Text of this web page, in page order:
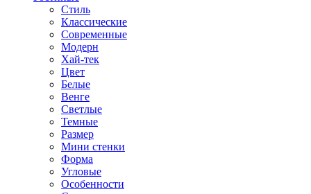
Стиль
Классические
Современные
Модерн
Хай-тек
Цвет
Белые
Венге
Светлые
Темные
Размер
Мини стенки
Форма
Угловые
Особенности